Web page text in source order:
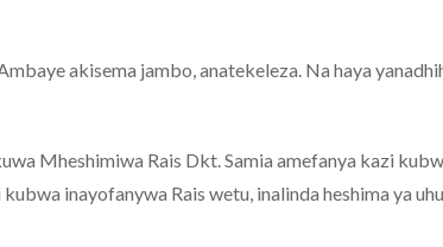
akisema jambo, anatekeleza. Na haya
Mheshimiwa Rais Dkt. Samia amefanya kazi
inayofanywa Rais wetu, inalinda heshima ya